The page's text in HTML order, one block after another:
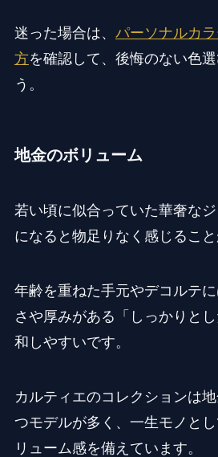
迷った場合は、 パーソナルカ
方を確認して、後悔のない色
う。
地金のボリューム
若い頃に似合っていた華奢な
になると物足りなく感じること
年齢を重ねた手元やデコルテ
さや厚みがある「しっかりと
和しやすいです。
カルティエのコレクションは
つモデルが多く、一生モノと
リューム感を備えています。